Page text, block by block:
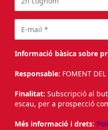
Informació bàsica sobre
Responsable: FOMENT
Finalitat: Subscripció al
escau, per a prospecció
Més informació i drets: